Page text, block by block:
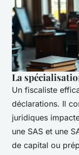
La
Un fiscaliste
déclarations. Il
juridiques
une SAS et une
de capital ou